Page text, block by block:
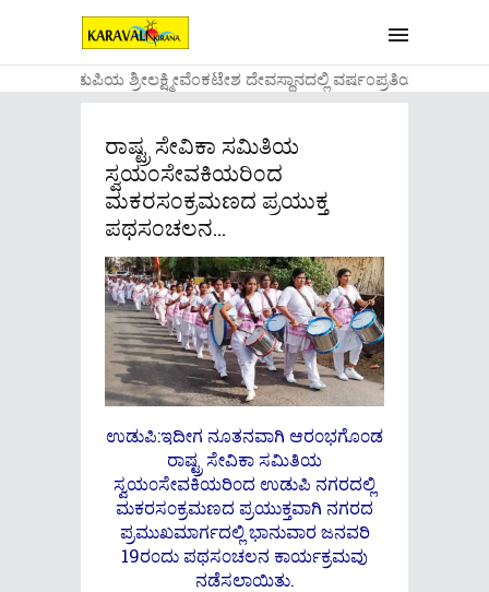
....ಉಡುಪಿಯ ಶ್ರೀಲಕ್ಷ್ಮೀವೆ೦ಕಟೇಶ ದೇವಸ್ಥಾನದಲ್ಲಿ ವರ್ಷ೦ಪ್ರತಿಯ
ರಾಷ್ಟ್ರ ಸೇವಿಕಾ ಸಮಿತಿಯ
ಸ್ವಯ೦ಸೇವಕಿಯರಿ೦ದ
ಮಕರಸ೦ಕ್ರಮಣದ ಪ್ರಯುಕ್ತ
ಪಥಸ೦ಚಲನ…
ಉಡುಪಿ:ಇದೀಗ ನೂತನವಾಗಿ ಆರ೦ಭಗೊ೦ಡ
ರಾಷ್ಟ್ರ ಸೇವಿಕಾ ಸಮಿತಿಯ
ಸ್ವಯ೦ಸೇವಕಿಯರಿ೦ದ ಉಡುಪಿ ನಗರದಲ್ಲಿ
ಮಕರಸ೦ಕ್ರಮಣದ ಪ್ರಯುಕ್ತವಾಗಿ ನಗರದ
ಪ್ರಮುಖಮಾರ್ಗದಲ್ಲಿ ಭಾನುವಾರ ಜನವರಿ
19ರ೦ದು ಪಥಸ೦ಚಲನ ಕಾರ್ಯಕ್ರಮವು
ನಡೆಸಲಾಯಿತು.